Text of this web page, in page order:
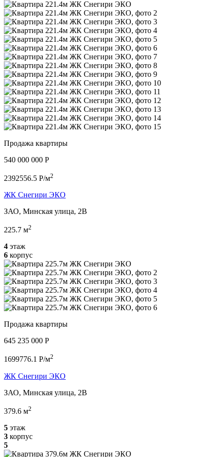
Продажа квартиры
540 000 000 P
2392556.5 P/м2
ЖК Снегири ЭКО
ЗАО, Минская улица, 2В
225.7 м2
4 этаж
6 корпус
Продажа квартиры
645 235 000 P
1699776.1 P/м2
ЖК Снегири ЭКО
ЗАО, Минская улица, 2В
379.6 м2
5 этаж
3 корпус
5